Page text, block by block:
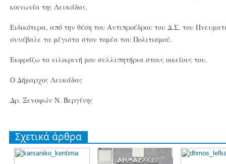
κοινωνία της Λευκάδας.
Ειδικότερα, από την θέση του Αντιπροέδρου του Δ.Σ. του
συνέβαλε τα μέγιστα στον τομέα του Πολιτισμού.
Εκφράζω τα ειλικρινή μου συλλυπητήρια στους οικείους του.
Ο Δήμαρχος Λευκάδας
Δρ. Ξενοφών Ν. Βεργίνης
Σχετικά άρθρα